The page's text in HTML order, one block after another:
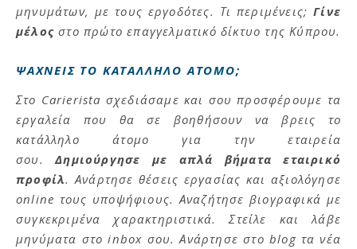
μηνυμάτων, με τους εργοδότες. Τι περιμένεις;Γίνε
μέλος στο πρώτο επαγγελματικό δίκτυο της Κύπρου.
ΨΑΧΝΕΙΣ ΤΟ ΚΑΤΑΛΛΗΛΟ ΑΤΟΜΟ;
Στο Carierista σχεδιάσαμε και σου προσφέρουμε τα
εργαλεία που θα σε βοηθήσουν να βρεις το
κατάλληλο άτομο για την εταιρεία
σου.Δημιούργησε με απλά βήματα εταιρικό
προφίλ. Ανάρτησε θέσεις εργασίας και αξιολόγησε
online τους υποψήφιους. Αναζήτησε βιογραφικά με
συγκεκριμένα χαρακτηριστικά. Στείλε και λάβε
μηνύματα στο inbox σου. Ανάρτησε στο blog τα νέα